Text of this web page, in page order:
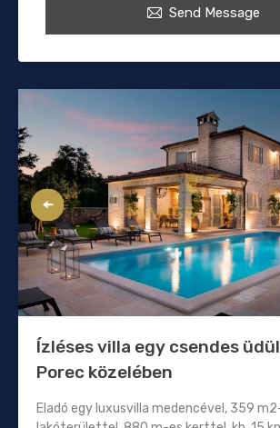
Send Message
Ízléses villa egy csendes
Porec közelében
Eladó egy luxusvilla medencével, 359